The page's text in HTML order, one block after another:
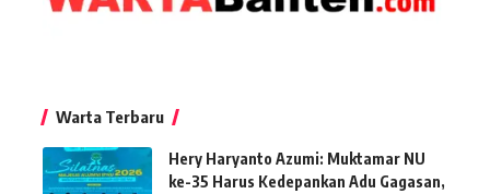
Warta Terbaru
Hery Haryanto Azumi: Muktamar NU
ke-35 Harus Kedepankan Adu Gagasan,